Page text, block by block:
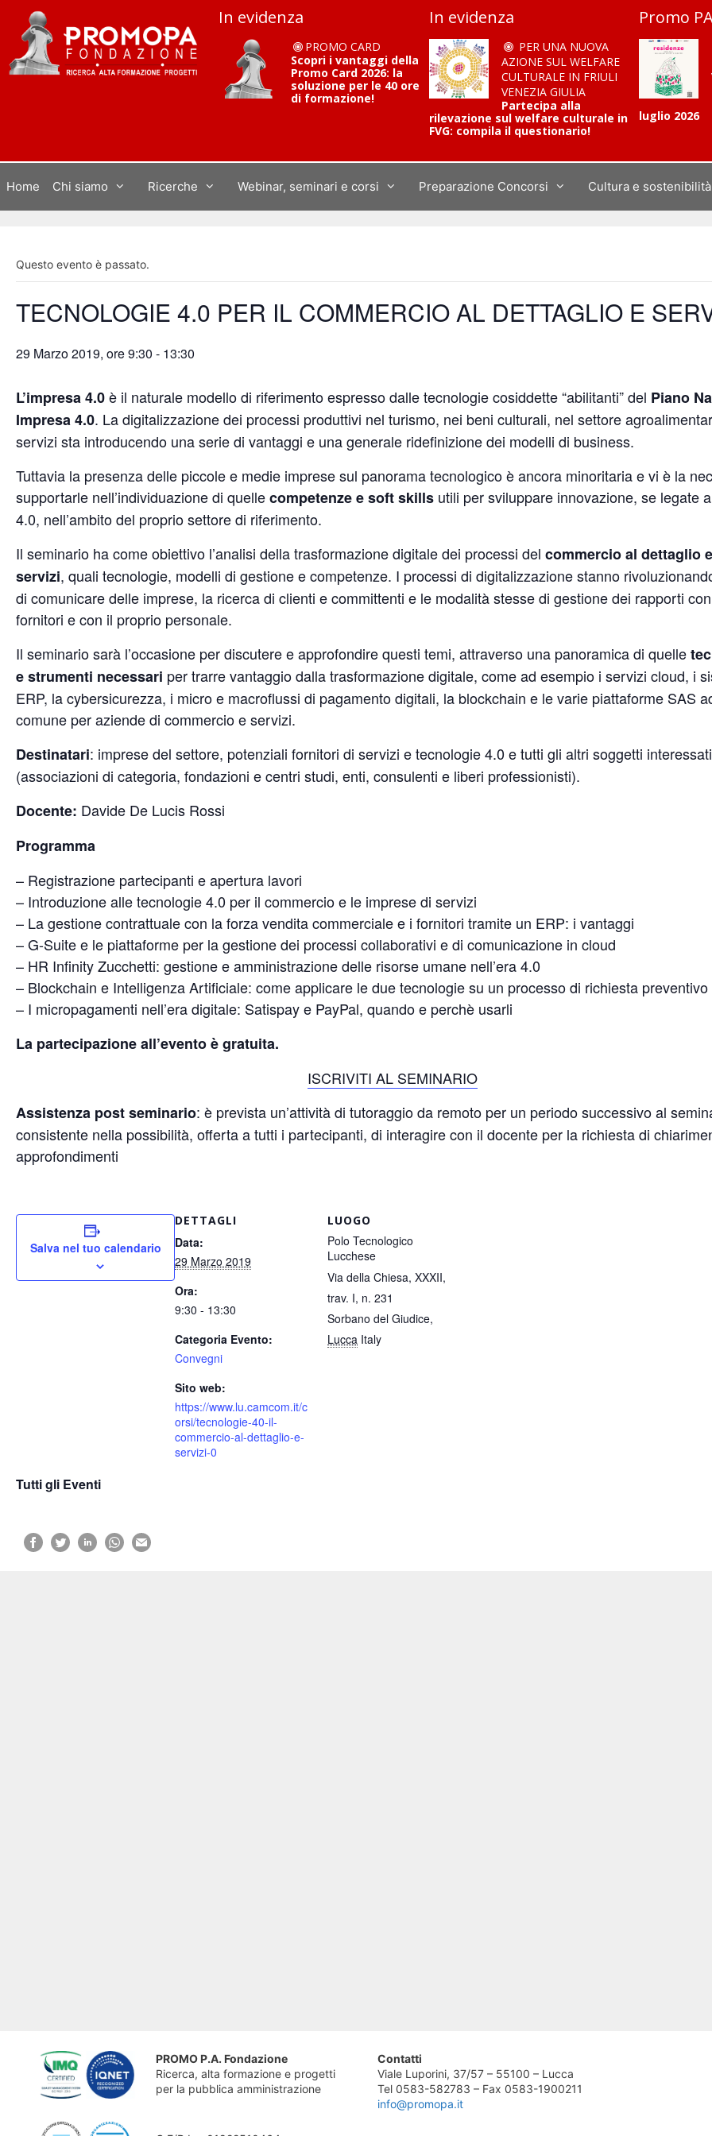
contenuto
In evidenza
PROMO CARD
Scopri i vantaggi della
Promo Card 2026: la
soluzione per le 40 ore
di formazione!
In evidenza
PER UNA NUOVA
AZIONE SUL WELFARE
CULTURALE IN FRIULI
VENEZIA GIULIA
Partecipa alla
rilevazione sul welfare culturale in
FVG: compila il questionario!
Promo
luglio 2026
Home Chi siamo Ricerche Webinar, seminari e corsi Preparazione Concorsi Cultura e sostenibilità
Questo evento è passato.
TECNOLOGIE 4.0 PER IL COMMERCIO AL DETTAGLIO E
29 Marzo 2019, ore 9:30 - 13:30
L’impresa 4.0è il naturale modello di riferimento espresso dalle tecnologie cosiddette “abilitanti” del Piano
Impresa 4.0. La digitalizzazione dei processi produttivi nel turismo, nei beni culturali, nel settore
servizi sta introducendo una serie di vantaggi e una generale ridefinizione dei modelli di business.
Tuttavia la presenza delle piccole e medie imprese sul panorama tecnologico è ancora minoritaria e vi è la
supportarle nell’individuazione di quellecompetenze e soft skills utili per sviluppare innovazione, se legate
4.0, nell’ambito del proprio settore di riferimento.
Il seminario ha come obiettivo l’analisi della trasformazione digitale dei processi del commercio al dettaglio
servizi, quali tecnologie, modelli di gestione e competenze. I processi di digitalizzazione stanno
di comunicare delle imprese, la ricerca di clienti e committenti e le modalità stesse di gestione dei rapporti
fornitori e con il proprio personale.
Il seminario sarà l’occasione per discutere e approfondire questi temi, attraverso una panoramica di quelle
e strumenti necessari per trarre vantaggio dalla trasformazione digitale, come ad esempio i servizi cloud, i
ERP, la cybersicurezza, i micro e macroflussi di pagamento digitali, la blockchain e le varie piattaforme SAS
comune per aziende di commercio e servizi.
Destinatari: imprese del settore, potenziali fornitori di servizi e tecnologie 4.0 e tutti gli altri soggetti interessati
(associazioni di categoria, fondazioni e centri studi, enti, consulenti e liberi professionisti).
Docente: Davide De Lucis Rossi
Programma
– Registrazione partecipanti e apertura lavori
– Introduzione alle tecnologie 4.0 per il commercio e le imprese di servizi
– La gestione contrattuale con la forza vendita commerciale e i fornitori tramite un ERP: i vantaggi
– G-Suite e le piattaforme per la gestione dei processi collaborativi e di comunicazione in cloud
– HR Infinity Zucchetti: gestione e amministrazione delle risorse umane nell’era 4.0
– Blockchain e Intelligenza Artificiale: come applicare le due tecnologie su un processo di richiesta preventivo
– I micropagamenti nell’era digitale: Satispay e PayPal, quando e perchè usarli
La partecipazione all’evento è gratuita.
ISCRIVITI AL SEMINARIO
Assistenza post seminario: è prevista un’attività di tutoraggio da remoto per un periodo successivo al
consistente nella possibilità, offerta a tutti i partecipanti, di interagire con il docente per la richiesta di
approfondimenti
Salva nel tuo calendario
DETTAGLI
Data:
29 Marzo 2019
Ora:
9:30 - 13:30
Categoria Evento:
Convegni
Sito web:
https://www.lu.camcom.it/c
orsi/tecnologie-40-il-
commercio-al-dettaglio-e-
servizi-0
LUOGO
Polo Tecnologico
Lucchese
Via della Chiesa, XXXII,
trav. I, n. 231
Sorbano del Giudice,
Lucca Italy
Tutti gli Eventi
PROMO P.A. Fondazione
Ricerca, alta formazione e progetti
per la pubblica amministrazione
Contatti
Viale Luporini, 37/57 – 55100 – Lucca
Tel 0583-582783 – Fax 0583-1900211
info@promopa.it